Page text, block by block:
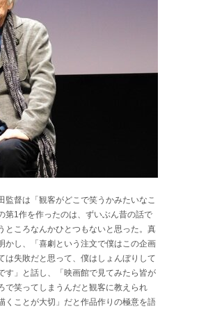
督は「観客がどこで笑うかみたいなこ
第1作を作ったのは、ずいぶん昔の話で
ところなんかひとつもないと思った。真
かし、「喜劇という注文で僕はこの企画
は失敗だと思って、僕はしょんぼりして
す」と話し、「映画館で見てみたら皆が
で笑ってしまうんだと観客に教えられ
くことが大切」だと作品作りの極意を語